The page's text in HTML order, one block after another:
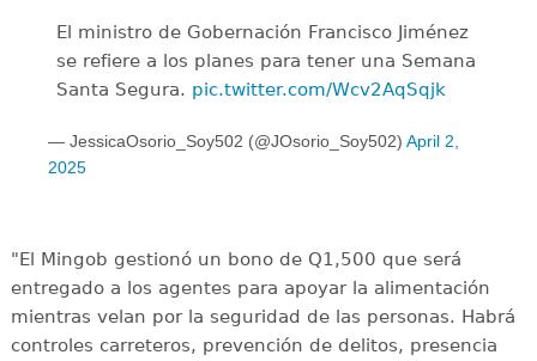
El ministro de Gobernación Francisco Jiménez
se refiere a los planes para tener una Semana
Santa Segura. pic.twitter.com/Wcv2AqSqjk
— JessicaOsorio_Soy502 (@JOsorio_Soy502) April 2,
2025
"El Mingob gestionó un bono de Q1,500 que será
entregado a los agentes para apoyar la alimentación
mientras velan por la seguridad de las personas. Habrá
controles carreteros, prevención de delitos, presencia